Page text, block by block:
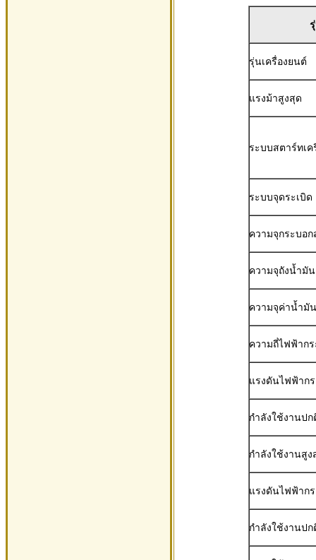
รุ่นเครื่องยนต์
แรงม้าสูงสุด
ระบบสตาร์ทเ
ระบบจุดระเบิด
ความจุกระบอ
ความจุถังน้ำมัน
ความจุค่าน้ำมั
ความถี่ไฟฟ้าก
แรงดันไฟฟ้าก
กำลังใช้งานปก
กำลังใช้งานสูง
แรงดันไฟฟ้าก
กำลังใช้งานปก